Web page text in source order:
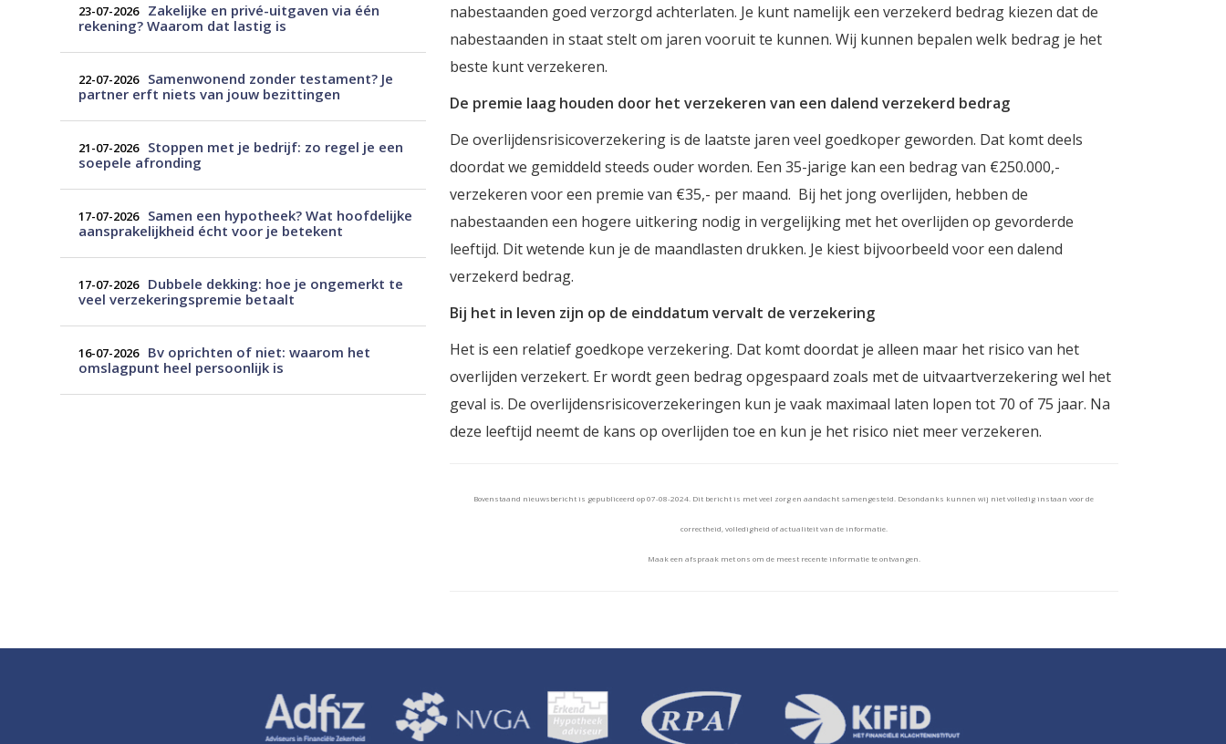
23-07-2026
Zakelijke en privé-uitgaven via één
rekening? Waarom dat lastig is
22-07-2026
Samenwonend zonder testament? Je
partner erft niets van jouw bezittingen
21-07-2026
Stoppen met je bedrijf: zo regel je een
soepele afronding
17-07-2026
Samen een hypotheek? Wat hoofdelijke
aansprakelijkheid écht voor je betekent
17-07-2026
Dubbele dekking: hoe je ongemerkt te
veel verzekeringspremie betaalt
16-07-2026
Bv oprichten of niet: waarom het
omslagpunt heel persoonlijk is
nabestaanden goed verzorgd achterlaten. Je kunt namelijk een verzekerd bedrag kiezen dat de
nabestaanden in staat stelt om jaren vooruit te kunnen. Wij kunnen bepalen welk bedrag je het
beste kunt verzekeren.
De premie laag houden door het verzekeren van een dalend verzekerd bedrag
De overlijdensrisicoverzekering is de laatste jaren veel goedkoper geworden. Dat komt deels
doordat we gemiddeld steeds ouder worden. Een 35-jarige kan een bedrag van €250.000,-
verzekeren voor een premie van €35,- per maand. Bij het jong overlijden, hebben de
nabestaanden een hogere uitkering nodig in vergelijking met het overlijden op gevorderde
leeftijd. Dit wetende kun je de maandlasten drukken. Je kiest bijvoorbeeld voor een dalend
verzekerd bedrag.
Bij het in leven zijn op de einddatum vervalt de verzekering
Het is een relatief goedkope verzekering. Dat komt doordat je alleen maar het risico van het
overlijden verzekert. Er wordt geen bedrag opgespaard zoals met de uitvaartverzekering wel het
geval is. De overlijdensrisicoverzekeringen kun je vaak maximaal laten lopen tot 70 of 75 jaar. Na
deze leeftijd neemt de kans op overlijden toe en kun je het risico niet meer verzekeren.
Bovenstaand nieuwsbericht is gepubliceerd op 07-08-2024. Dit bericht is met veel zorg en aandacht samengesteld. Desondanks kunnen wij niet volledig instaan voor de
correctheid, volledigheid of actualiteit van de informatie.
Maak een afspraak met ons om de meest recente informatie te ontvangen.